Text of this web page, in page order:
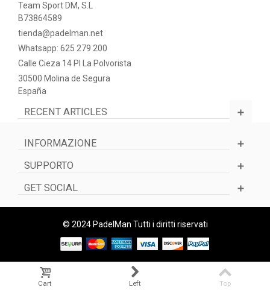
Team Sport DM, S.L
B73864589
tienda@padelman.net
Whatsapp: 625 279 200
Calle Cieza 14 PI La Polvorista
30500 Molina de Segura
España
RECENT ARTICLES
INFORMAZIONE
SUPPORTO
GET SOCIAL
© 2024 PadelMan Tutti i diritti riservati
Cart Left Top